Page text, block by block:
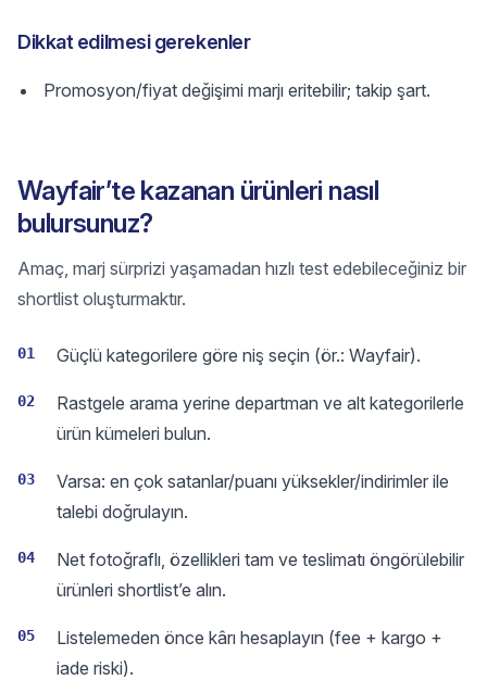
Dikkat edilmesi gerekenler
Promosyon/fiyat değişimi marjı eritebilir; takip şart.
Wayfair’te kazanan ürünleri nasıl
bulursunuz?
Amaç, marj sürprizi yaşamadan hızlı test edebileceğiniz bir
shortlist oluşturmaktır.
01 Güçlü kategorilere göre niş seçin (ör.: Wayfair).
02
Rastgele arama yerine departman ve alt kategorilerle
ürün kümeleri bulun.
03
Varsa: en çok satanlar/puanı yüksekler/indirimler ile
talebi doğrulayın.
04
Net fotoğraflı, özellikleri tam ve teslimatı öngörülebilir
ürünleri shortlist’e alın.
05
Listelemeden önce kârı hesaplayın (fee + kargo +
iade riski).